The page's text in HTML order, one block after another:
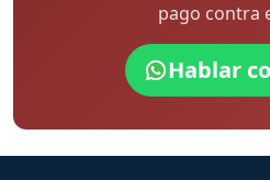
pago contra
Hablar